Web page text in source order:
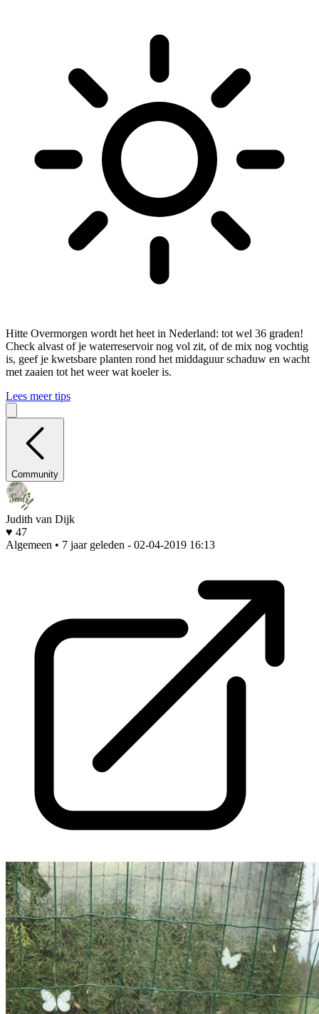
Hitte Overmorgen wordt het heet in Nederland: tot wel 36 graden!
Check alvast of je waterreservoir nog vol zit, of de mix nog vochtig
is, geef je kwetsbare planten rond het middaguur schaduw en wacht
met zaaien tot het weer wat koeler is.
Lees meer tips
Community
Judith van Dijk
♥ 47
Algemeen • 7 jaar geleden - 02-04-2019 16:13